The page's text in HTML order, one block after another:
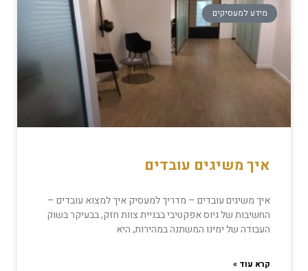
מידע למעסיקים
איך משיגים עובדים
איך משיגים עובדים – מדריך למעסיק איך למצוא עובדים –
החשיבות של גיוס אפקטיבי בבניית צוות חזק, בבעיקר בשוק
העבודה של ימינו המשתנה במהירות, היא
קרא עוד »